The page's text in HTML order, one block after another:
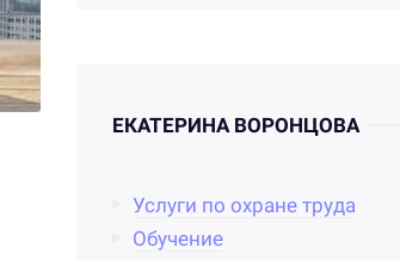
ЕКАТЕРИНА ВОРОНЦОВА
Услуги по охране труда
Обучение